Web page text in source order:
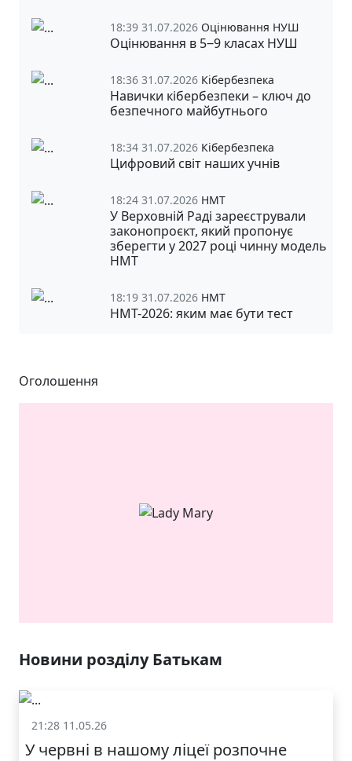
18:39 31.07.2026 Оцінювання НУШ
Оцінювання в 5‒9 класах НУШ
18:36 31.07.2026 Кібербезпека
Навички кібербезпеки – ключ до
безпечного майбутнього
18:34 31.07.2026 Кібербезпека
Цифровий світ наших учнів
18:24 31.07.2026 НМТ
У Верховній Раді зареєстрували
законопроєкт, який пропонує
зберегти у 2027 році чинну модель
НМТ
18:19 31.07.2026 НМТ
НМТ-2026: яким має бути тест
Оголошення
У ЛЬВОВІ
Новини розділу Батькам
21:28 11.05.26
У червні в нашому ліцеї розпочне